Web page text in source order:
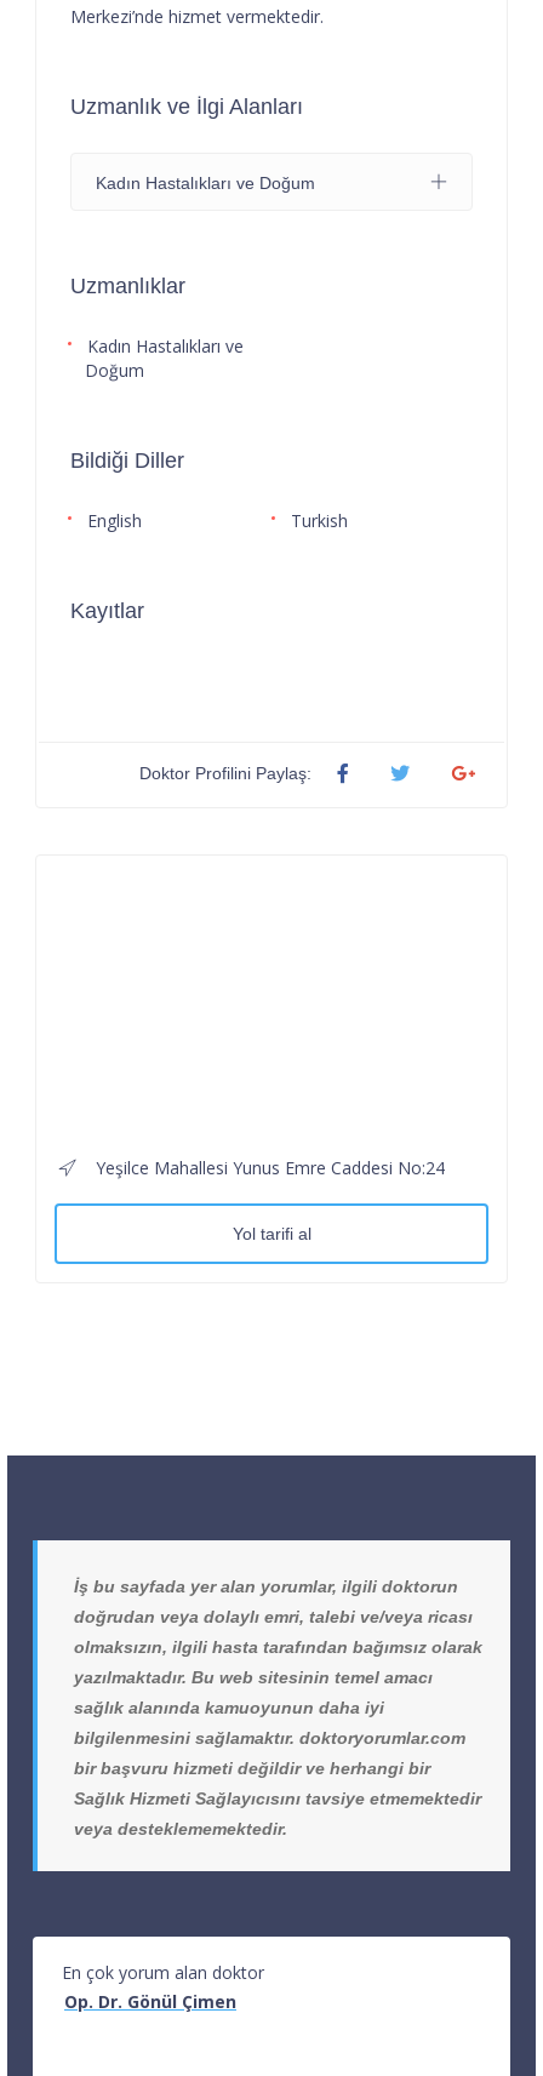
Merkezi’nde hizmet vermektedir.
Uzmanlık ve İlgi Alanları
Kadın Hastalıkları ve Doğum
Uzmanlıklar
Kadın Hastalıkları ve
Doğum
Bildiği Diller
English Turkish
Kayıtlar
Doktor Profilini Paylaş:
Yeşilce Mahallesi Yunus Emre Caddesi No:24
Yol tarifi al
İş bu sayfada yer alan yorumlar, ilgili doktorun
doğrudan veya dolaylı emri, talebi ve/veya ricası
olmaksızın, ilgili hasta tarafından bağımsız olarak
yazılmaktadır. Bu web sitesinin temel amacı
sağlık alanında kamuoyunun daha iyi
bilgilenmesini sağlamaktır. doktoryorumlar.com
bir başvuru hizmeti değildir ve herhangi bir
Sağlık Hizmeti Sağlayıcısını tavsiye etmemektedir
veya desteklememektedir.
En çok yorum alan doktor
Op. Dr. Gönül Çimen